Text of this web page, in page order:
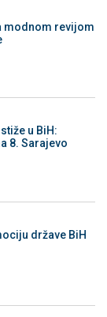
modnom revijom
u BiH:
8. Sarajevo
države BiH